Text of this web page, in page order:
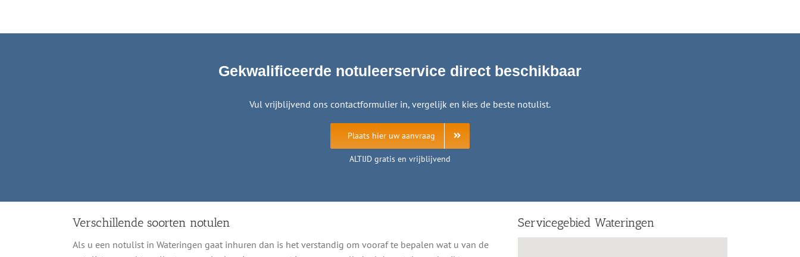
Gekwalificeerde notuleerservice direct beschikbaar
Vul vrijblijvend ons contactformulier in, vergelijk en kies de beste notulist.
Plaats hier uw aanvraag
ALTIJD gratis en vrijblijvend
Verschillende soorten notulen
Als u een notulist in Wateringen gaat inhuren dan is het verstandig om vooraf te bepalen wat u van de
Servicegebied Wateringen